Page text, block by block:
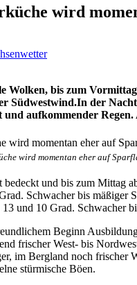
wird
Wolken, bis zum
Südwestwind.In der
und aufkommender
wird momentan eher auf
bedeckt und bis zum Mittag
Schwacher bis mäßiger
und 10 Grad. Schwacher
Beginn
frischer West- bis
im Bergland noch frischer
stürmische Böen.